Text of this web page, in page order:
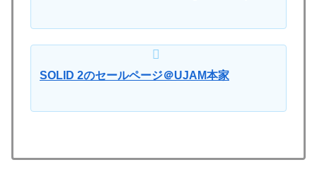
SOLID 2のセールページ＠UJAM本家